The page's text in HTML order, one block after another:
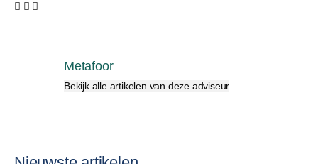
Metafoor
Bekijk alle artikelen van deze adviseur